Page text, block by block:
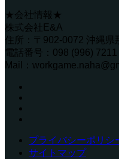
★会社情報★
株式会社E&A
住所：〒902-0072 沖縄県
電話番号：098 (996) 7211
Mail：
プライバシーポリシ
サイトマップ